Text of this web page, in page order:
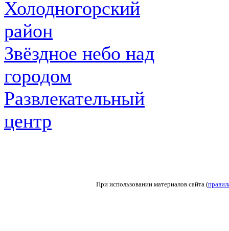
Холодногорский
район
Звёздное небо над
городом
Развлекательный
центр
При использовании материалов сайта (